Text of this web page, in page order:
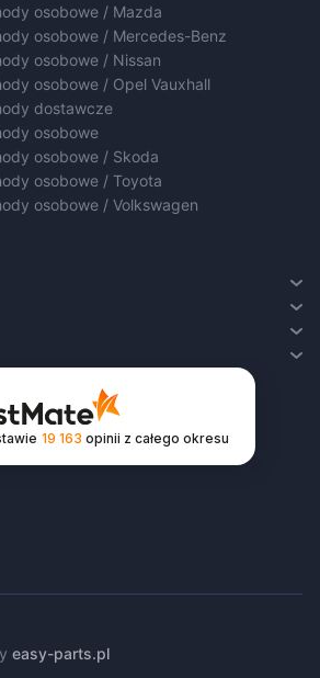
osobowe / Mazda
osobowe / Mercedes-Benz
osobowe / Nissan
osobowe / Opel Vauxhall
dostawcze
osobowe
osobowe / Skoda
osobowe / Toyota
osobowe / Volkswagen
19 163 opinii z całego okresu
easy-parts.pl